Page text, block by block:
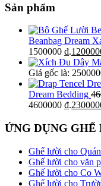
Sản phẩm
Beanbag Dream
1500000 ₫.
Giá gốc là:
Dream Bedding
4600000 ₫.
ỨNG DỤNG GHẾ
Ghế lười cho
Ghế lười cho văn
Ghế lười cho Co
Ghế lười cho